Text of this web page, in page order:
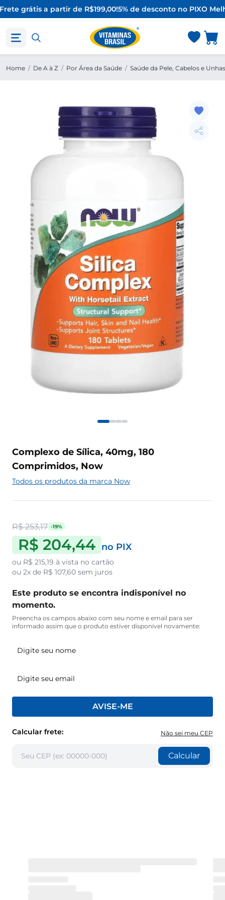
grátis a partir de R$199,00!5% de desconto no PIXO
Home / De A à Z / Por Área da Saúde / Saúde da Pele, Cabelos e Unhas
Complexo de Sílica, 40mg, 180
Comprimidos, Now
Todos os produtos da marca Now
R$ 253,17 -19%
R$ 204,44 no PIX
ou R$ 215,19 à vista no cartão
ou 2x de R$ 107,60 sem juros
Este produto se encontra indisponível no
momento.
Preencha os campos abaixo com seu nome e email para ser
informado assim que o produto estiver disponível novamente:
AVISE-ME
Calcular frete: Não sei meu CEP
Calcular